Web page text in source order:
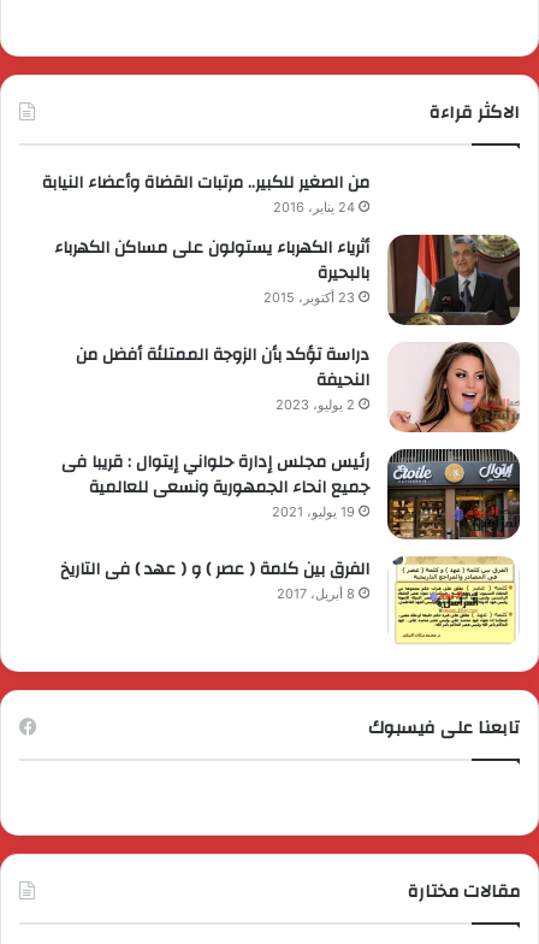
الاكثر قراءة
من الصغير للكبير.. مرتبات القضاة وأعضاء النيابة
24 يناير، 2016
أثرياء الكهرباء يستولون على مساكن الكهرباء
بالبحيرة
23 أكتوبر، 2015
دراسة تؤكد بأن الزوجة الممتلئة أفضل من
النحيفة
2 يوليو، 2023
رئيس مجلس إدارة حلواني إيتوال : قريبا فى
جميع انحاء الجمهورية ونسعى للعالمية
19 يوليو، 2021
الفرق بين كلمة ( عصر ) و ( عهد ) فى التاريخ
8 أبريل، 2017
تابعنا على فيسبوك
مقالات مختارة